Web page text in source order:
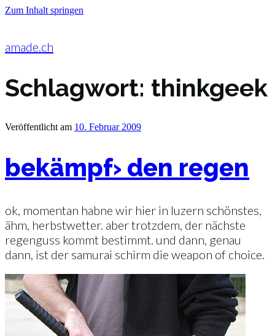
Zum Inhalt springen
amade.ch
Schlagwort: thinkgeek
Veröffentlicht am 10. Februar 2009
bekämpf› den regen
ok, momentan habne wir hier in luzern schönstes,
ähm, herbstwetter. aber trotzdem, der nächste
regenguss kommt bestimmt. und dann, genau
dann, ist der samurai schirm die weapon of choice.